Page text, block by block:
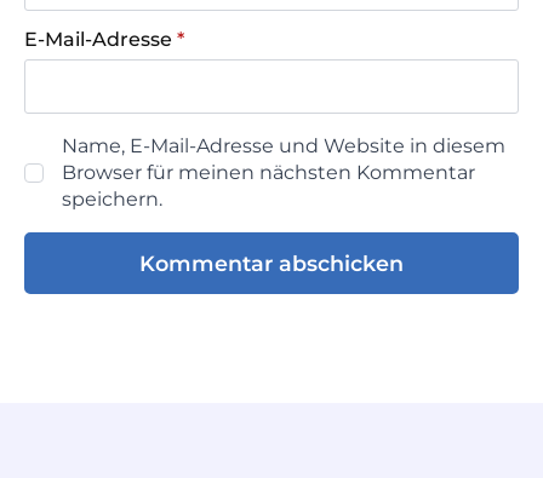
E-Mail-Adresse *
Name, E-Mail-Adresse und Website in diesem
Browser für meinen nächsten Kommentar
speichern.